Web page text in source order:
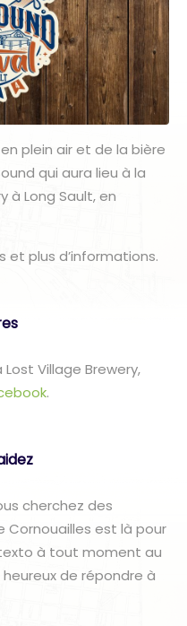
plein air et de la bière
qui aura lieu à la
à Long Sault, en
et plus d’informations.
Village Brewery,
.
cherchez des
Cornouailles est là pour
à tout moment au
de répondre à